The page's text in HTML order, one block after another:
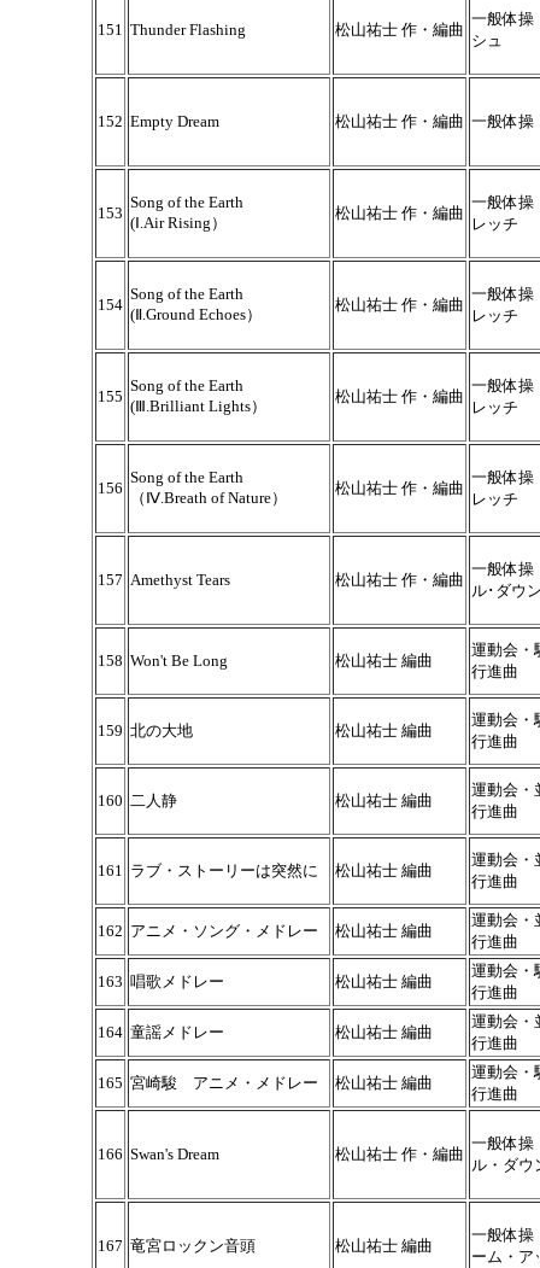
151 Thunder Flashing 松山祐士 作・編曲
一般体操
シュ
152 Empty Dream 松山祐士 作・編曲 一般体操
153
Song of the Earth
(Ⅰ.Air Rising）
松山祐士 作・編曲
一般体操
レッチ
154
Song of the Earth
(Ⅱ.Ground Echoes）
松山祐士 作・編曲
一般体操
レッチ
155
Song of the Earth
(Ⅲ.Brilliant Lights）
松山祐士 作・編曲
一般体操
レッチ
156
Song of the Earth
（Ⅳ.Breath of Nature）
松山祐士 作・編曲
一般体操
レッチ
157 Amethyst Tears 松山祐士 作・編曲
一般体
ル･ダウ
158 Won't Be Long 松山祐士 編曲
運動会・
行進曲
159 北の大地 松山祐士 編曲
運動会・
行進曲
160 二人静 松山祐士 編曲
運動会・
行進曲
161 ラブ・ストーリーは突然に 松山祐士 編曲
運動会・
行進曲
162 アニメ・ソング・メドレー 松山祐士 編曲
運動会・
行進曲
163 唱歌メドレー 松山祐士 編曲
運動会・
行進曲
164 童謡メドレー 松山祐士 編曲
運動会・
行進曲
165 宮崎駿 アニメ・メドレー 松山祐士 編曲
運動会・
行進曲
166 Swan's Dream 松山祐士 作・編曲
一般体操
ル・ダウ
167 竜宮ロックン音頭 松山祐士 編曲
一般体操
ーム・ア